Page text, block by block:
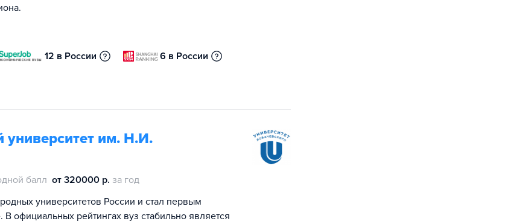
12 в России 6 в России
университет им. Н.И.
балл от 320000 р. за год
университетов России и стал первым
рейтингах вуз стабильно является